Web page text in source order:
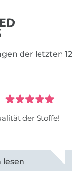
der letzten 12
der Stoffe!